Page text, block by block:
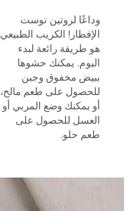
وداعًا لروتين توست
الإفطار! الكريب الطبيعي
هو طريقة رائعة لبدء
اليوم. يمكنك حشوها
ببيض مخفوق وجبن
للحصول على طعم مالح،
أو يمكنك وضع المربي أو
العسل للحصول على
طعم حلو.